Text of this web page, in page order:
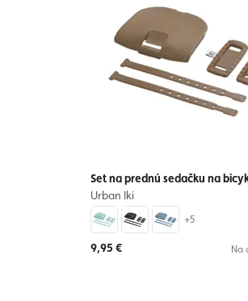
Set na prednú sedačku na
Urban Iki
+5
9,95 € Na